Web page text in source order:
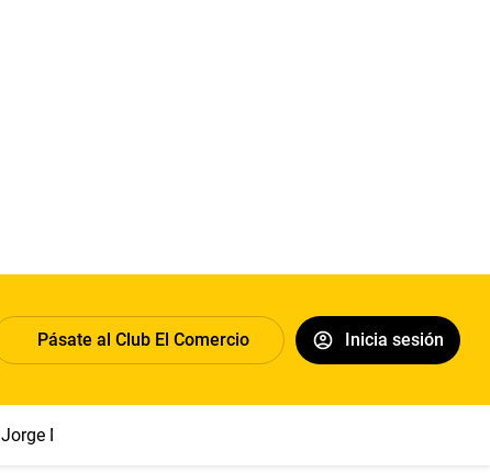
Pásate al Club El Comercio Inicia sesión
Jorge Messi